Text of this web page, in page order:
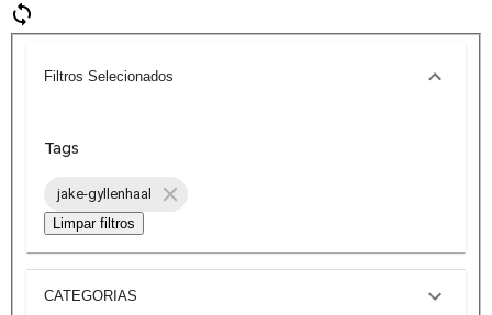
Filtros Selecionados
Tags
jake-gyllenhaal
Limpar filtros
CATEGORIAS